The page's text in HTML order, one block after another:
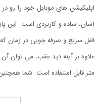
قفل سریع و صرفه جویی در زمان که
متر قابل استفاده است. شما همچنین